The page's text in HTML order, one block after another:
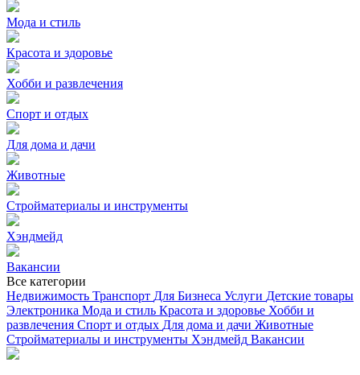
Мода и стиль
Красота и здоровье
Хобби и развлечения
Спорт и отдых
Для дома и дачи
Животные
Стройматериалы и инструменты
Хэндмейд
Вакансии
Все категории
Недвижимость Транспорт Для Бизнеса Услуги Детские товары
Электроника Мода и стиль Красота и здоровье Хобби и
развлечения Спорт и отдых Для дома и дачи Животные
Стройматериалы и инструменты Хэндмейд Вакансии